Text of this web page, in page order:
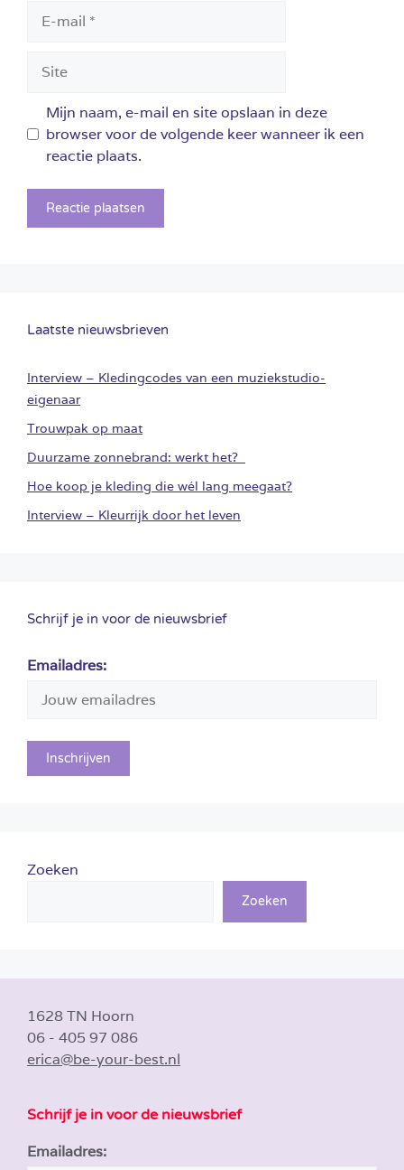
mail
Mijn naam, e-mail en site opslaan in deze
browser voor de volgende keer wanneer ik een
reactie plaats.
Laatste nieuwsbrieven
Interview – Kledingcodes van een muziekstudio-
eigenaar
Trouwpak op maat
Duurzame zonnebrand: werkt het?
Hoe koop je kleding die wél lang meegaat?
Interview – Kleurrijk door het leven
Schrijf je in voor de nieuwsbrief
Emailadres:
Zoeken
Zoeken
1628 TN Hoorn
06 - 405 97 086
erica@be-your-best.nl
Schrijf je in voor de nieuwsbrief
Emailadres: